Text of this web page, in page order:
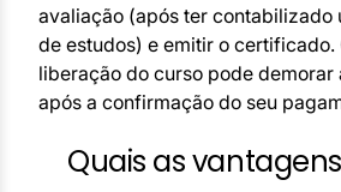
avaliação (após ter contabilizado
de estudos) e emitir o certificado.
liberação do curso pode
após a confirmação do seu
Quais as